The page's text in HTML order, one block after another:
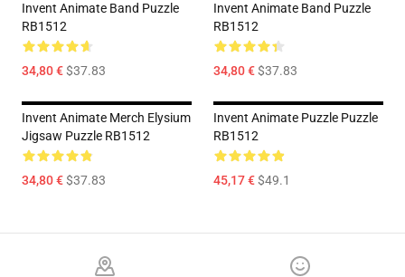
Invent Animate Band Puzzle
RB1512
34,80 €$37.83
Invent Animate Band Puzzle
RB1512
34,80 €$37.83
Invent Animate Merch Elysium
Jigsaw Puzzle RB1512
34,80 €$37.83
Invent Animate Puzzle Puzzle
RB1512
45,17 €$49.1